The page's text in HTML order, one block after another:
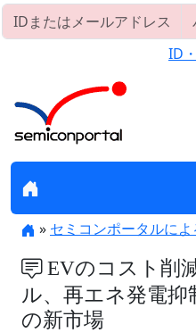
ID
» セミコンポータルに
EVのコスト削
ル、再エネ発電
の新市場